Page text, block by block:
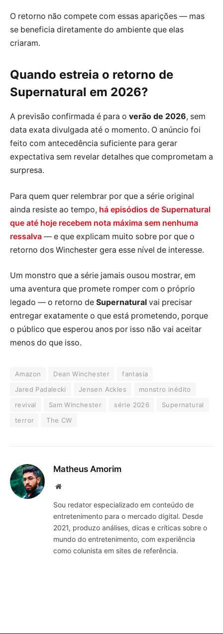
O retorno não compete com essas aparições — mas
se beneficia diretamente do ambiente que elas
criaram.
Quando estreia o retorno de
Supernatural em 2026?
A previsão confirmada é para o verão de 2026, sem
data exata divulgada até o momento. O anúncio foi
feito com antecedência suficiente para gerar
expectativa sem revelar detalhes que comprometam a
surpresa.
Para quem quer relembrar por que a série original
ainda resiste ao tempo, há episódios de Supernatural
que até hoje recebem nota máxima sem nenhuma
ressalva — e que explicam muito sobre por que o
retorno dos Winchester gera esse nível de interesse.
Um monstro que a série jamais ousou mostrar, em
uma aventura que promete romper com o próprio
legado — o retorno de Supernatural vai precisar
entregar exatamente o que está prometendo, porque
o público que esperou anos por isso não vai aceitar
menos do que isso.
Amazon Dean Winchester
fantasia
Jared Padalecki
Jensen Ackles
monstro inédito
revival
Sam Winchester série 2026
Supernatural
terror
The CW
Matheus Amorim
Website
Sou redator especializado em conteúdo de
entretenimento para o mercado digital. Desde
2021, produzo análises, dicas e críticas sobre o
mundo do entretenimento, com experiência
como colunista em sites de referência.